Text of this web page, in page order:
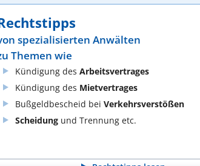
spezialisierten Anwälten
Themen wie
Kündigung des Arbeitsvertrages
Kündigung des Mietvertrages
Bußgeldbescheid bei Verkehrsverstößen
Scheidung und Trennung etc.